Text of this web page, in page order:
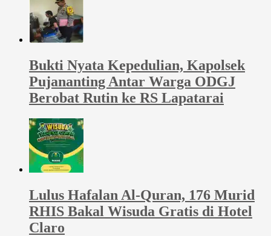
Bukti Nyata Kepedulian, Kapolsek
Pujananting Antar Warga ODGJ
Berobat Rutin ke RS Lapatarai
Lulus Hafalan Al-Quran, 176 Murid
RHIS Bakal Wisuda Gratis di Hotel
Claro